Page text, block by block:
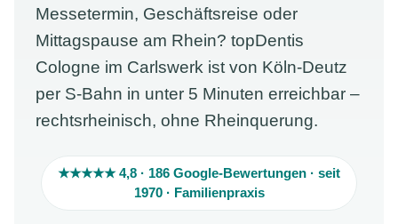
Messetermin, Geschäftsreise oder
Mittagspause am Rhein? topDentis
Cologne im Carlswerk ist von Köln-Deutz
per S-Bahn in unter 5 Minuten erreichbar –
rechtsrheinisch, ohne Rheinquerung.
★★★★★ 4,8 · 186 Google-Bewertungen · seit
1970 · Familienpraxis